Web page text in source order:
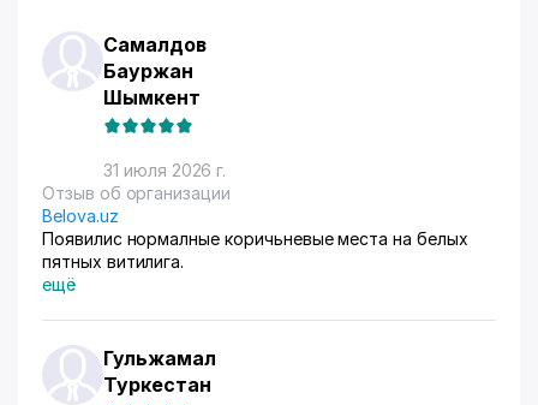
Самалдов
Бауржан
Шымкент
31 июля 2026 г.
Отзыв об организации
Belova.uz
Появилис нормалные коричьневые места на белых
пятных витилига.
ещё
Гульжамал
Туркестан